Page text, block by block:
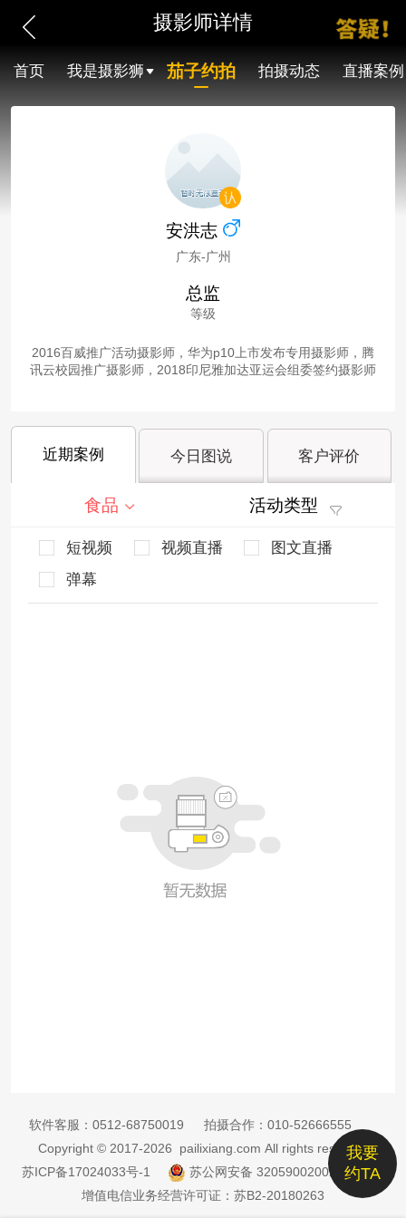
摄影师详情
首页 我是摄影狮 茄子约拍 拍摄动态 直播案例
安洪志
广东-广州
总监
等级
2016百威推广活动摄影师，华为p10上市发布专用摄影师，腾
讯云校园推广摄影师，2018印尼雅加达亚运会组委签约摄影师
近期案例 今日图说 客户评价
食品 活动类型
短视频 视频直播
图文直播
弹幕
我要
约TA
软件客服： 0512-68750019 拍摄合作： 010-52666555
Copyright © 2017-2026 pailixiang.com All rights reserved
苏ICP备17024033号-1
苏公网安备 32059002002885号
增值电信业务经营许可证：苏B2-20180263